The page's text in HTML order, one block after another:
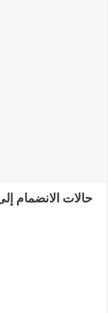
حالات الانضمام